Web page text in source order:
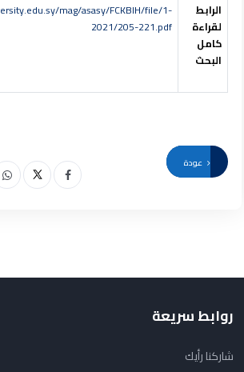
الرابط
لقراءة
كامل
البحث
mag/asasy/FCKBIH/file/1-
2021/205-221.pdf
روابط سريعة
شاركنا رأيك